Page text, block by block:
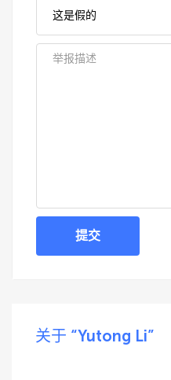
提交
关于 “Yutong Li”